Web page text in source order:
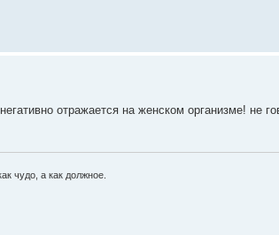
отражается на женском организме! не
чудо, а как должное.